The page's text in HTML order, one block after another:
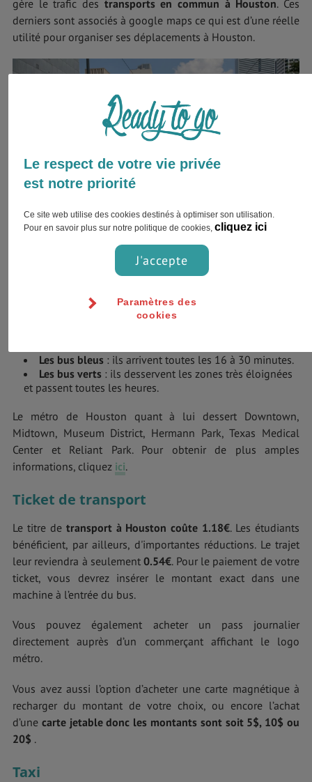
gère le trafic des transports en commun à Houston. Ces
derniers sont associés à google maps ce qui est d’une réelle
utilité pour organiser ses déplacements à Houston.
Les bus sont les lignes qui desservent le plus de
de Houston. Il y a trois réseaux de bus à Houston :
Les bus bleus : ils arrivent toutes les 16 à 30 minutes.
Les bus verts : ils desservent les zones très éloignées
et passent toutes les heures.
Le métro de Houston quant à lui dessert Downtown,
Midtown, Museum District, Hermann Park, Texas Medical
Center et Reliant Park. Pour obtenir de plus amples
informations, cliquez ici.
Ticket de transport
Le titre de transport à Houston coûte 1.18€. Les étudiants
bénéficient, par ailleurs, d'importantes réductions. Le trajet
leur reviendra à seulement0.54€. Pour le paiement de votre
ticket, vous devrez insérer le montant exact dans une
machine à l’entrée du bus.
Vous pouvez également acheter un pass journalier
directement auprès d’un commerçant affichant le logo
métro.
Vous avez aussi l’option d’acheter une carte magnétique à
recharger du montant de votre choix, ou encore l’achat
d’une carte jetable donc les montants sont soit 5$, 10$ ou
20$ .
Taxi
Le respect de votre vie privée
est notre priorité
Ce site web utilise des cookies destinés à optimiser son utilisation.
Pour en savoir plus sur notre politique de cookies, cliquez ici
J'accepte
Paramètres des
cookies